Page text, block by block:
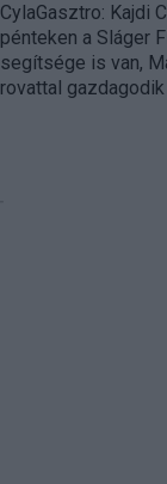
CylaGasztro: Kajdi
pénteken a Sláger
segítsége is van,
rovattal gazdagodik